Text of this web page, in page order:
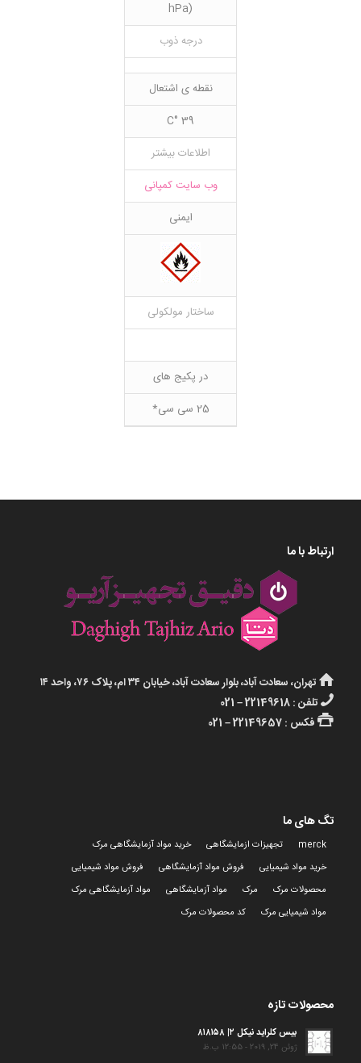
hPa)
درجه ذوب
نقطه ی اشتعال
39 °C
اطلاعات بیشتر
وب سایت کمپانی
ایمنی
ساختار مولکولی
در پکیج های
25 سی سی*
ارتباط با ما
تهران، سعادت آباد، بلوار سعادت آباد، خیابان ۳۴ ام، پلاک ۷۶، واحد ۱۴
تلفن : 22149618 – 021
فکس : 22149657 – 021
تگ های ما
merck تجهیزات ازمایشگاهی
خرید مواد آزمایشگاهی مرک
خرید مواد شیمیایی
فروش مواد آزمایشگاهی
فروش مواد شیمیایی
محصولات مرک
مرک مواد آزمایشگاهی
مواد آزمایشگاهی مرک
مواد شیمیایی مرک
کد محصولات مرک
محصولات تازه
بیس کلراید نیکل ۲| ۸۱۸۱۵۸
ژوئن 24, 2019 - 12:55 ب.ظ